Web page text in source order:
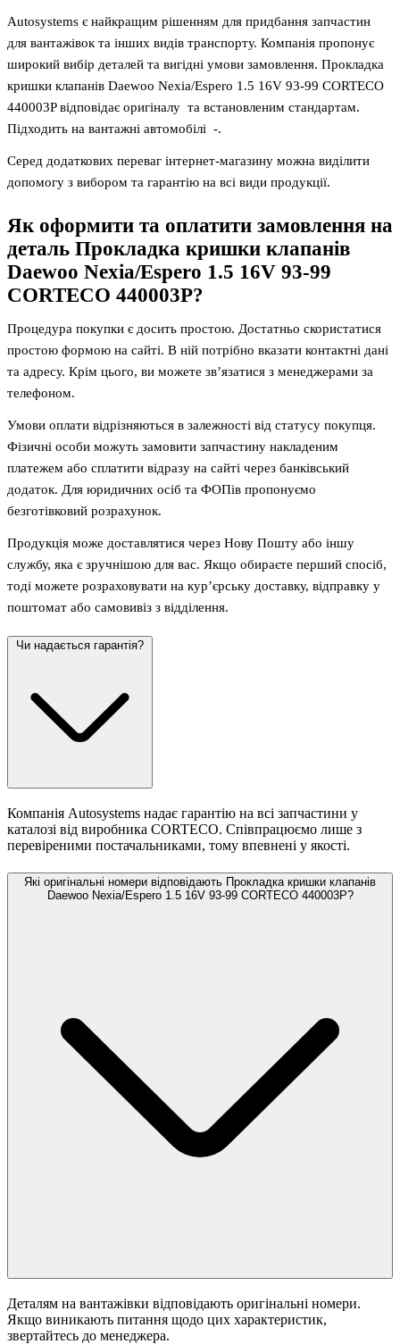
Autosystems є найкращим рішенням для придбання запчастин
для вантажівок та інших видів транспорту. Компанія пропонує
широкий вибір деталей та вигідні умови замовлення. Прокладка
кришки клапанів Daewoo Nexia/Espero 1.5 16V 93-99 CORTECO
440003P відповідає оригіналу та встановленим стандартам.
Підходить на вантажні автомобілі -.
Серед додаткових переваг інтернет-магазину можна виділити
допомогу з вибором та гарантію на всі види продукції.
Як оформити та оплатити замовлення на
деталь Прокладка кришки клапанів
Daewoo Nexia/Espero 1.5 16V 93-99
CORTECO 440003P?
Процедура покупки є досить простою. Достатньо скористатися
простою формою на сайті. В ній потрібно вказати контактні дані
та адресу. Крім цього, ви можете зв’язатися з менеджерами за
телефоном.
Умови оплати відрізняються в залежності від статусу покупця.
Фізичні особи можуть замовити запчастину накладеним
платежем або сплатити відразу на сайті через банківський
додаток. Для юридичних осіб та ФОПів пропонуємо
безготівковий розрахунок.
Продукція може доставлятися через Нову Пошту або іншу
службу, яка є зручнішою для вас. Якщо обираєте перший спосіб,
тоді можете розраховувати на кур’єрську доставку, відправку у
поштомат або самовивіз з відділення.
Чи надається гарантія?
Компанія Autosystems надає гарантію на всі запчастини у
каталозі від виробника CORTECO. Співпрацюємо лише з
перевіреними постачальниками, тому впевнені у якості.
Які оригінальні номери відповідають Прокладка кришки клапанів
Daewoo Nexia/Espero 1.5 16V 93-99 CORTECO 440003P?
Деталям на вантажівки відповідають оригінальні номери.
Якщо виникають питання щодо цих характеристик,
звертайтесь до менеджера.